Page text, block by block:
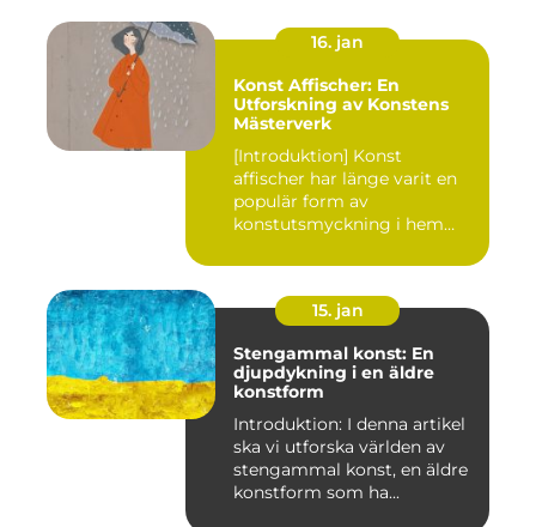
16. jan
Konst Affischer: En
Utforskning av Konstens
Mästerverk
[Introduktion] Konst
affischer har länge varit en
populär form av
konstutsmyckning i hem
15. jan
Stengammal konst: En
djupdykning i en äldre
konstform
Introduktion: I denna artikel
ska vi utforska världen av
stengammal konst, en äldre
konstform som ha...